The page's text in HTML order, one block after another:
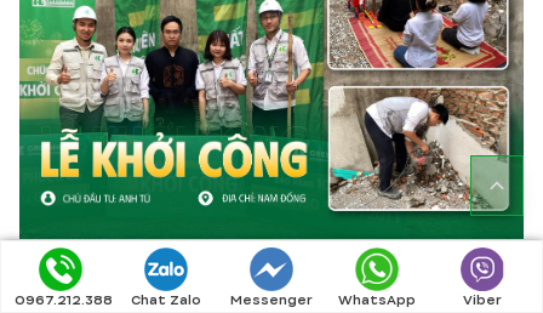
Lễ khởi công nhà phố ANH TÚ - NAM
0967.212.388 Chat Zalo Messenger WhatsApp Viber